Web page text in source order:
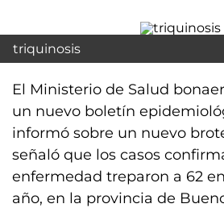
triquinosis
El Ministerio de Salud
un nuevo boletín
informó sobre un nuevo
señaló que los casos
enfermedad treparon a 62
año, en la provincia de